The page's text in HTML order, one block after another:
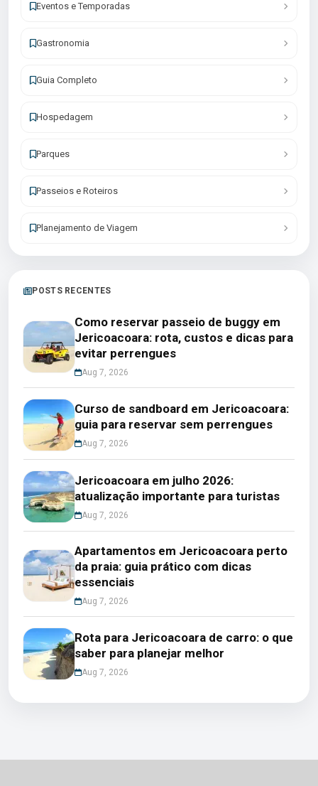
Eventos e Temporadas
Gastronomia
Guia Completo
Hospedagem
Parques
Passeios e Roteiros
Planejamento de Viagem
POSTS RECENTES
Como reservar passeio de buggy em
Jericoacoara: rota, custos e dicas para
evitar perrengues
Aug 7, 2026
Curso de sandboard em Jericoacoara:
guia para reservar sem perrengues
Aug 7, 2026
Jericoacoara em julho 2026:
atualização importante para turistas
Aug 7, 2026
Apartamentos em Jericoacoara perto
da praia: guia prático com dicas
essenciais
Aug 7, 2026
Rota para Jericoacoara de carro: o que
saber para planejar melhor
Aug 7, 2026